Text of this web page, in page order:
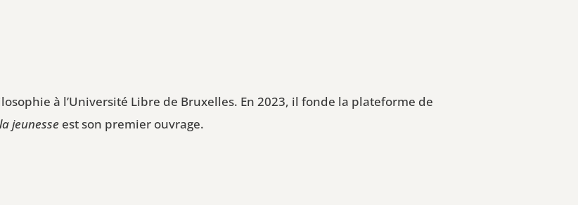
à l’Université Libre de Bruxelles. En 2023, il fonde la plateforme de
jeunesse est son premier ouvrage.